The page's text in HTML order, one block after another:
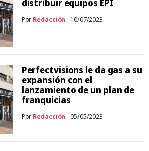
distribuir equipos EPI
Por Redacción - 10/07/2023
Perfectvisions le da gas a su
expansión con el
lanzamiento de un plan de
franquicias
Por Redacción - 05/05/2023